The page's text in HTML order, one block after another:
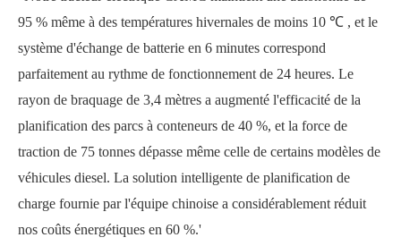
95 % même à des températures hivernales de moins 10 ℃ , et le
système d'échange de batterie en 6 minutes correspond
parfaitement au rythme de fonctionnement de 24 heures. Le
rayon de braquage de 3,4 mètres a augmenté l'efficacité de la
planification des parcs à conteneurs de 40 %, et la force de
traction de 75 tonnes dépasse même celle de certains modèles de
véhicules diesel. La solution intelligente de planification de
charge fournie par l'équipe chinoise a considérablement réduit
nos coûts énergétiques en 60 %.'